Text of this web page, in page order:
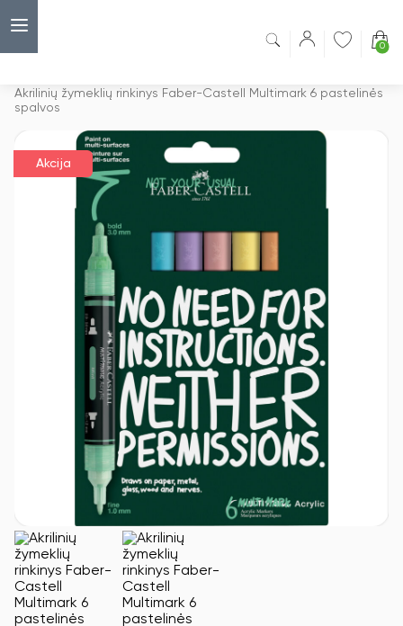
0
Akrilinių žymeklių rinkinys Faber-Castell Multimark 6 pastelinės
spalvos
Akcija